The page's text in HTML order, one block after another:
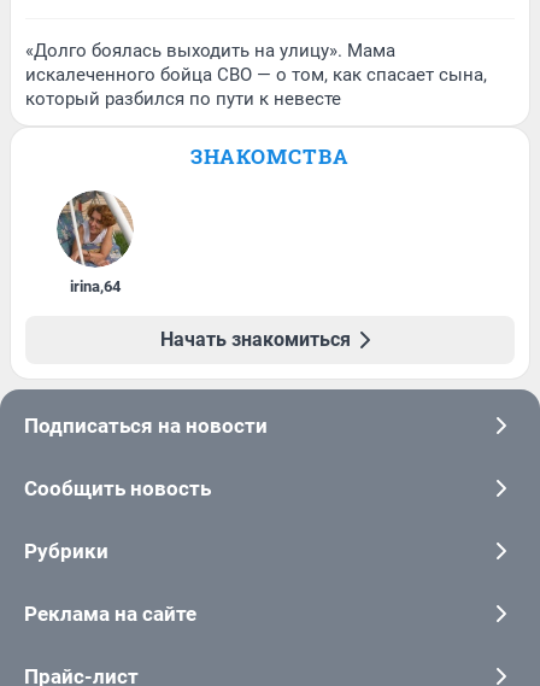
«Долго боялась выходить на улицу». Мама
искалеченного бойца СВО — о том, как спасает сына,
который разбился по пути к невесте
ЗНАКОМСТВА
irina,64
Начать знакомиться
Подписаться на новости
Сообщить новость
Рубрики
Реклама на сайте
Прайс-лист